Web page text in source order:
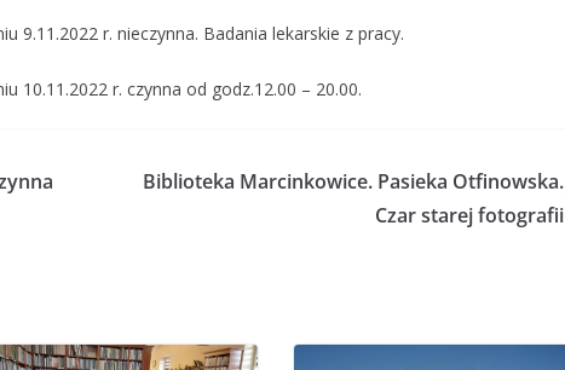
9.11.2022 r. nieczynna. Badania lekarskie z pracy.
10.11.2022 r. czynna od godz.12.00 – 20.00.
Biblioteka Marcinkowice. Pasieka Otfinowska.
Czar starej fotografii